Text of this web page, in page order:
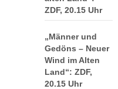
ZDF, 20.15 Uhr
„Männer und
Gedöns – Neuer
Wind im Alten
Land“: ZDF,
20.15 Uhr